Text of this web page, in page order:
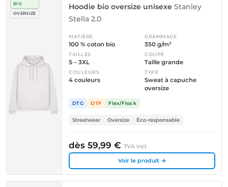
BIO
OVERSIZE
Hoodie bio oversize unisexe Stanley
Stella 2.0
MATIÈRE
100 % coton bio
GRAMMAGE
350 g/m²
TAILLES
S – 3XL
COUPE
Taille grande
COULEURS
4 couleurs
TYPE
Sweat à capuche
oversize
DTG DTF Flex/Flock
Streetwear Oversize Éco-responsable
dès 59,99 € TVA incl.
Voir le produit →